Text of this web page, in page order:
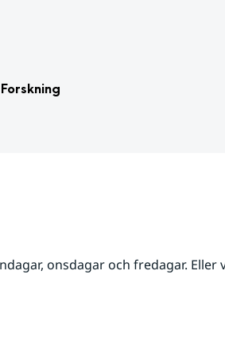
Forskning
onsdagar och fredagar. Eller